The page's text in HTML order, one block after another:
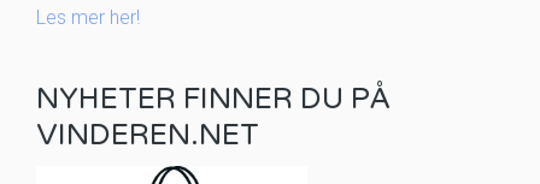
Les mer her!
NYHETER FINNER DU PÅ
VINDEREN.NET